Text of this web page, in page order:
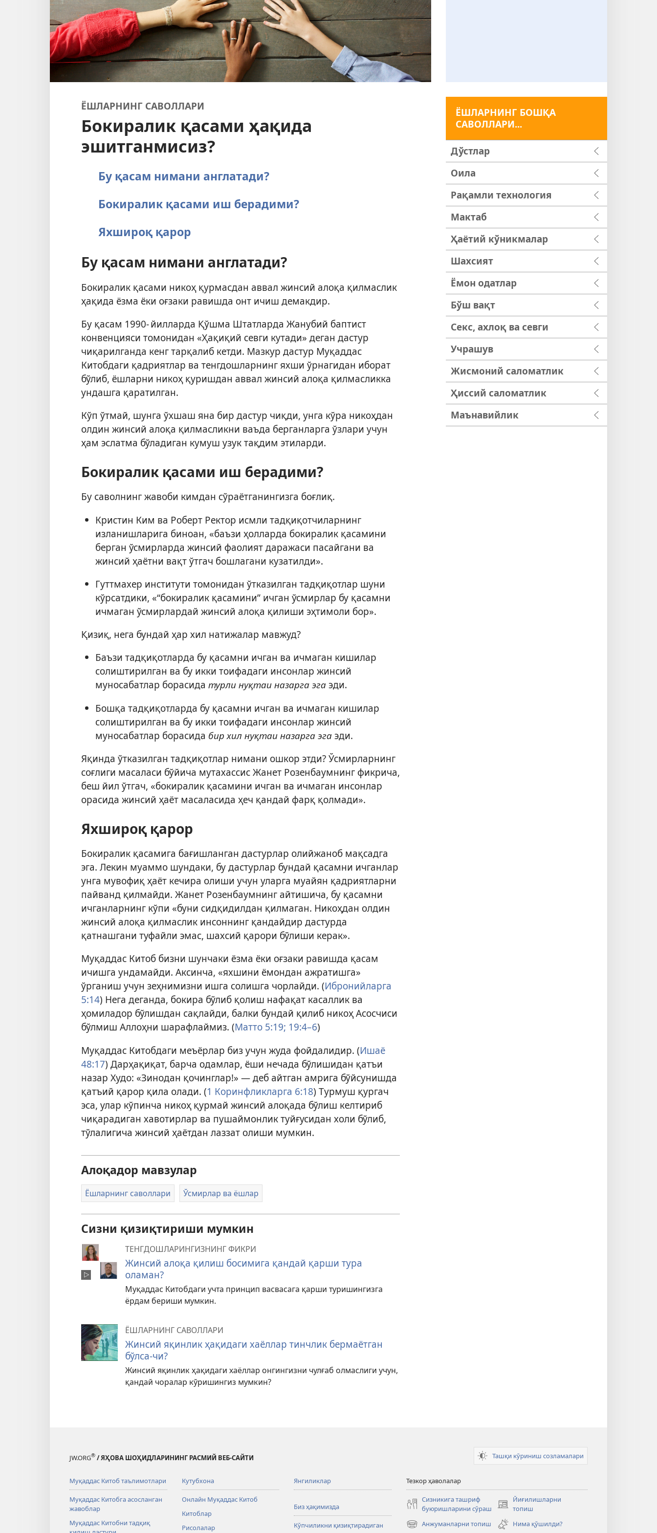
ЁШЛАРНИНГ САВОЛЛАРИ
Бокиралик қасами ҳақида
эшитганмисиз?
Бу қасам нимани англатади?
Бокиралик қасами иш берадими?
Яхшироқ қарор
Бу қасам нимани англатади?
Бокиралик қасами никоҳ қурмасдан аввал жинсий алоқа қилмаслик
ҳақида ёзма ёки оғзаки равишда онт ичиш демакдир.
Бу қасам 1990- йилларда Қўшма Штатларда Жанубий баптист
конвенцияси томонидан «Ҳақиқий севги кутади» деган дастур
чиқарилганда кенг тарқалиб кетди. Мазкур дастур Муқаддас
Китобдаги қадриятлар ва тенгдошларнинг яхши ўрнагидан иборат
бўлиб, ёшларни никоҳ қуришдан аввал жинсий алоқа қилмасликка
ундашга қаратилган.
Кўп ўтмай, шунга ўхшаш яна бир дастур чиқди, унга кўра никоҳдан
олдин жинсий алоқа қилмасликни ваъда берганларга ўзлари учун
ҳам эслатма бўладиган кумуш узук тақдим этиларди.
Бокиралик қасами иш берадими?
Бу саволнинг жавоби кимдан сўраётганингизга боғлиқ.
Кристин Ким ва Роберт Ректор исмли тадқиқотчиларнинг
изланишларига биноан, «баъзи ҳолларда бокиралик қасамини
берган ўсмирларда жинсий фаолият даражаси пасайгани ва
жинсий ҳаётни вақт ўтгач бошлагани кузатилди».
Гуттмахер институти томонидан ўтказилган тадқиқотлар шуни
кўрсатдики, «“бокиралик қасамини” ичган ўсмирлар бу қасамни
ичмаган ўсмирлардай жинсий алоқа қилиши эҳтимоли бор».
Қизиқ, нега бундай ҳар хил натижалар мавжуд?
Баъзи тадқиқотларда бу қасамни ичган ва ичмаган кишилар
солиштирилган ва бу икки тоифадаги инсонлар жинсий
муносабатлар борасида турли нуқтаи назарга эгаэди.
Бошқа тадқиқотларда бу қасамни ичган ва ичмаган кишилар
солиштирилган ва бу икки тоифадаги инсонлар жинсий
муносабатлар борасида бир хил нуқтаи назарга эгаэди.
Яқинда ўтказилган тадқиқотлар нимани ошкор этди? Ўсмирларнинг
соғлиги масаласи бўйича мутахассис Жанет Розенбаумнинг фикрича,
беш йил ўтгач, «бокиралик қасамини ичган ва ичмаган инсонлар
орасида жинсий ҳаёт масаласида ҳеч қандай фарқ қолмади».
Яхшироқ қарор
Бокиралик қасамига бағишланган дастурлар олийжаноб мақсадга
эга. Лекин муаммо шундаки, бу дастурлар бундай қасамни ичганлар
унга мувофиқ ҳаёт кечира олиши учун уларга муайян қадриятларни
пайванд қилмайди. Жанет Розенбаумнинг айтишича, бу қасамни
ичганларнинг кўпи «буни сидқидилдан қилмаган. Никоҳдан олдин
жинсий алоқа қилмаслик инсоннинг қандайдир дастурда
қатнашгани туфайли эмас, шахсий қарори бўлиши керак».
Муқаддас Китоб бизни шунчаки ёзма ёки оғзаки равишда қасам
ичишга ундамайди. Аксинча, «яхшини ёмондан ажратишга»
ўрганиш учун зеҳнимизни ишга солишга чорлайди. (Ибронийларга
5:14) Нега деганда, бокира бўлиб қолиш нафақат касаллик ва
ҳомиладор бўлишдан сақлайди, балки бундай қилиб никоҳ Асосчиси
бўлмиш Аллоҳни шарафлаймиз. (Матто 5:19; 19:4–6)
Муқаддас Китобдаги меъёрлар биз учун жуда фойдалидир. (Ишаё
48:17) Дарҳақиқат, барча одамлар, ёши нечада бўлишидан қатъи
назар Худо: «Зинодан қочинглар!» — деб айтган амрига бўйсунишда
қатъий қарор қила олади. (1 Коринфликларга 6:18) Турмуш қургач
эса, улар кўпинча никоҳ қурмай жинсий алоқада бўлиш келтириб
чиқарадиган хавотирлар ва пушаймонлик туйғусидан холи бўлиб,
тўлалигича жинсий ҳаётдан лаззат олиши мумкин.
Алоқадор мавзулар
Ёшларнинг саволлари Ўсмирлар ва ёшлар
Сизни қизиқтириши мумкин
ТЕНГДОШЛАРИНГИЗНИНГ ФИКРИ
Жинсий алоқа қилиш босимига қандай қарши тура
оламан?
Муқаддас Китобдаги учта принцип васвасага қарши туришингизга
ёрдам бериши мумкин.
ЁШЛАРНИНГ САВОЛЛАРИ
Жинсий яқинлик ҳақидаги хаёллар тинчлик бермаётган
бўлса-чи?
Жинсий яқинлик ҳақидаги хаёллар онгингизни чулғаб олмаслиги учун,
қандай чоралар кўришингиз мумкин?
ЁШЛАРНИНГ БОШҚА
САВОЛЛАРИ...
Дўстлар
Оила
Рақамли технология
Мактаб
Ҳаётий кўникмалар
Шахсият
Ёмон одатлар
Бўш вақт
Секс, ахлоқ ва севги
Учрашув
Жисмоний саломатлик
Ҳиссий саломатлик
Маънавийлик
JW.ORG® / ЯҲОВА ШОҲИДЛАРИНИНГ РАСМИЙ ВЕБ-САЙТИ Ташқи кўриниш созламалари
Муқаддас Китоб таълимотлари
Муқаддас Китобга асосланган
жавоблар
Муқаддас Китобни тадқиқ
Кутубхона
Онлайн Муқаддас Китоб
Китоблар
Рисолалар
Янгиликлар
Биз ҳақимизда
Кўпчиликни қизиқтирадиган
Тезкор ҳаволалар
Сизникига ташриф
буюришларини сўраш
Йиғилишларни
топиш
(янги
ойнада
очилади)
Анжуманларни топиш
(янги Нима қўшилди?